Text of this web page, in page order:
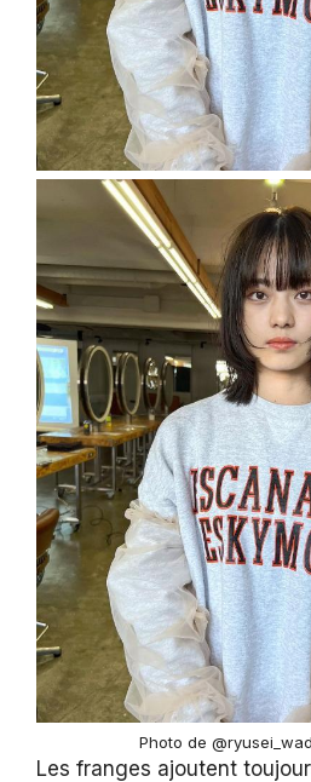
Photo de
Les franges ajoutent